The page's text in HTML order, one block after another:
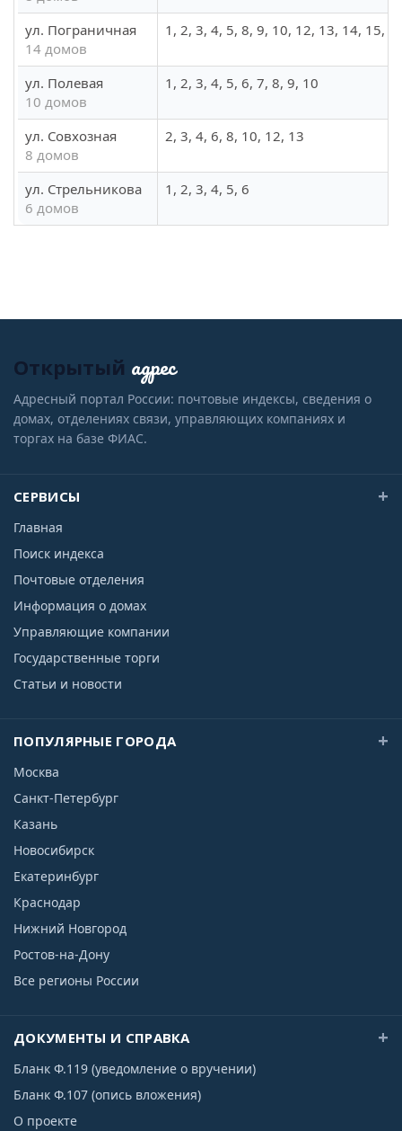
ул. Пограничная
14 домов
1, 2, 3, 4, 5, 8, 9, 10, 12, 13, 14, 15,
ул. Полевая
10 домов
1, 2, 3, 4, 5, 6, 7, 8, 9, 10
ул. Совхозная
8 домов
2, 3, 4, 6, 8, 10, 12, 13
ул. Стрельникова
6 домов
1, 2, 3, 4, 5, 6
Открытый адрес
Адресный портал России: почтовые индексы, сведения о
домах, отделениях связи, управляющих компаниях и
торгах на базе ФИАС.
СЕРВИСЫ
Главная
Поиск индекса
Почтовые отделения
Информация о домах
Управляющие компании
Государственные торги
Статьи и новости
ПОПУЛЯРНЫЕ ГОРОДА
Москва
Санкт-Петербург
Казань
Новосибирск
Екатеринбург
Краснодар
Нижний Новгород
Ростов-на-Дону
Все регионы России
ДОКУМЕНТЫ И СПРАВКА
Бланк Ф.119 (уведомление о вручении)
Бланк Ф.107 (опись вложения)
О проекте